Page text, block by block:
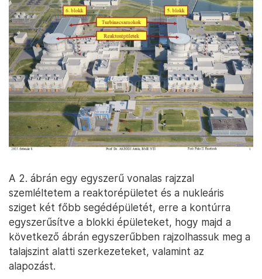
A 2. ábrán egy egyszerű vonalas rajzzal
szemléltetem a reaktorépületet és a nukleáris
sziget két főbb segédépületét, erre a kontúrra
egyszerűsítve a blokki épületeket, hogy majd a
következő ábrán egyszerűbben rajzolhassuk meg a
talajszint alatti szerkezeteket, valamint az
alapozást.